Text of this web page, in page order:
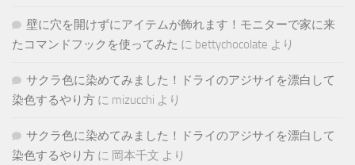
壁に穴を開けずにアイテムが飾れます！モニターで家に来
たコマンドフックを使ってみた に bettychocolate より
サクラ色に染めてみました！ドライのアジサイを漂白して
染色するやり方 に mizucchi より
サクラ色に染めてみました！ドライのアジサイを漂白して
染色するやり方 に 岡本千文 より